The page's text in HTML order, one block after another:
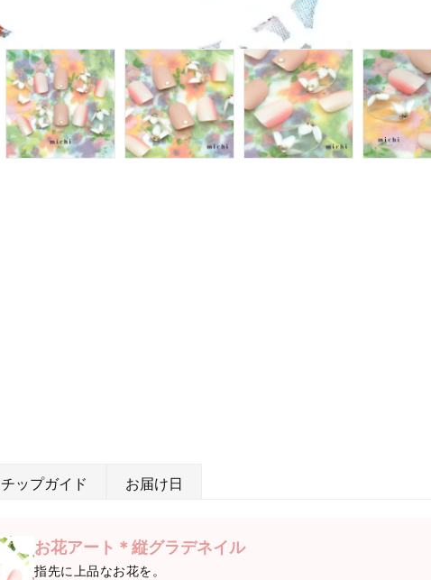
チップガイド お届け日
お花アート＊縦グラデネイル
指先に上品なお花を。